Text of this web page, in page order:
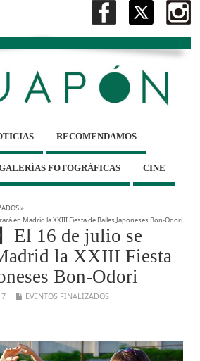
RECOMENDAMOS
FOTOGRÁFICAS CINE
»
en Madrid la XXIII Fiesta de Bailes Japoneses Bon-Odori
El 16 de julio se
la XXIII Fiesta
Bon-Odori
EVENTOS FINALIZADOS